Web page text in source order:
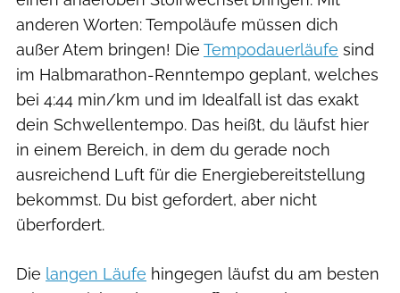
anderen Worten: Tempoläufe müssen dich
außer Atem bringen! Die Tempodauerläufe sind
im Halbmarathon-Renntempo geplant, welches
bei 4:44 min/km und im Idealfall ist das exakt
dein Schwellentempo. Das heißt, du läufst hier
in einem Bereich, in dem du gerade noch
ausreichend Luft für die Energiebereitstellung
bekommst. Du bist gefordert, aber nicht
überfordert.
Die langen Läufe hingegen läufst du am besten